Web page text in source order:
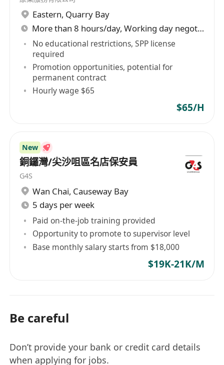
Eastern, Quarry Bay
More than 8 hours/day, Working day negotiable
No educational restrictions, SPP license
required
Promotion opportunities, potential for
permanent contract
Hourly wage $65
$65/H
New
銅鑼灣/尖沙咀區名店保安員
G4S
Wan Chai, Causeway Bay
5 days per week
Paid on-the-job training provided
Opportunity to promote to supervisor level
Base monthly salary starts from $18,000
$19K-21K/M
Be careful
Don’t provide your bank or credit card details
when applying for jobs.